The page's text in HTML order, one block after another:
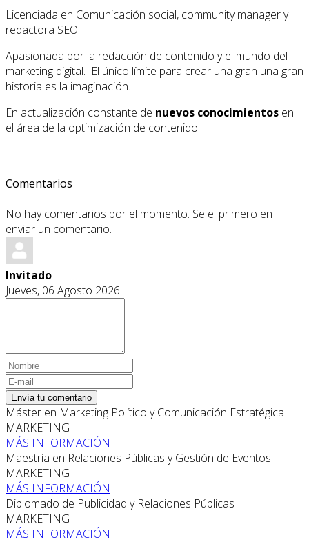
Licenciada en Comunicación social, community manager y
redactora SEO.
Apasionada por la redacción de contenido y el mundo del
marketing digital. El único límite para crear una gran una gran
historia es la imaginación.
En actualización constante de nuevos conocimientos en
el área de la optimización de contenido.
Comentarios
No hay comentarios por el momento. Se el primero en
enviar un comentario.
Invitado
Jueves, 06 Agosto 2026
Envía tu comentario
Máster en Marketing Político y Comunicación Estratégica
MARKETING
MÁS INFORMACIÓN
Maestría en Relaciones Públicas y Gestión de Eventos
MARKETING
MÁS INFORMACIÓN
Diplomado de Publicidad y Relaciones Públicas
MARKETING
MÁS INFORMACIÓN